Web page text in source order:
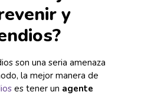
y
son una seria amenaza
la mejor manera de
es tener un agente